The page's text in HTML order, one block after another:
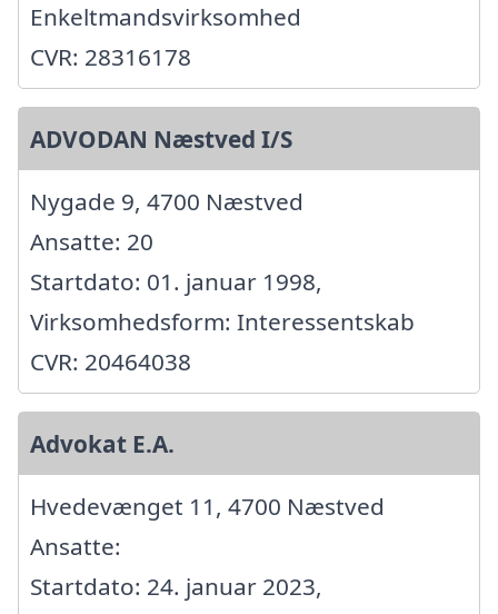
Enkeltmandsvirksomhed
CVR: 28316178
ADVODAN Næstved I/S
Nygade 9, 4700 Næstved
Ansatte: 20
Startdato: 01. januar 1998,
Virksomhedsform: Interessentskab
CVR: 20464038
Advokat E.A.
Hvedevænget 11, 4700 Næstved
Ansatte:
Startdato: 24. januar 2023,